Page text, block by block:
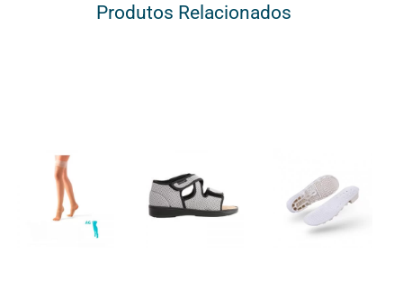
Produtos Relacionados